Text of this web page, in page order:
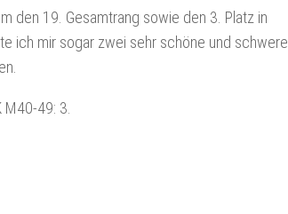
den 19. Gesamtrang sowie den 3. Platz in
ich mir sogar zwei sehr schöne und schwere
49: 3.